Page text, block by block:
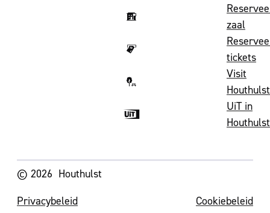
zaal
tickets
Visit
Houthulst
UiT in
Houthulst
© 2026 Houthulst
Privacybeleid
Cookiebeleid